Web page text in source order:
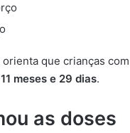
que crianças
meses e 29 dias.
as doses